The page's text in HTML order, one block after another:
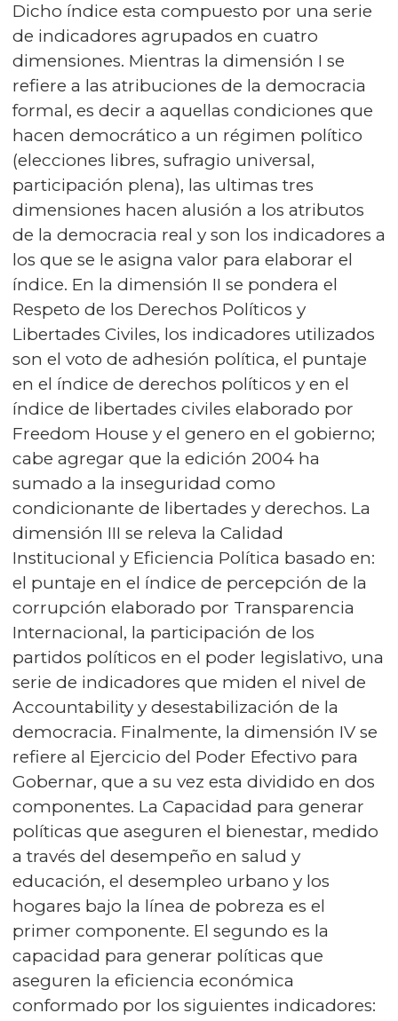
Dicho índice esta compuesto por una serie
de indicadores agrupados en cuatro
dimensiones. Mientras la dimensión I se
refiere a las atribuciones de la democracia
formal, es decir a aquellas condiciones que
hacen democrático a un régimen político
(elecciones libres, sufragio universal,
participación plena), las ultimas tres
dimensiones hacen alusión a los atributos
de la democracia real y son los indicadores a
los que se le asigna valor para elaborar el
índice. En la dimensión II se pondera el
Respeto de los Derechos Políticos y
Libertades Civiles, los indicadores utilizados
son el voto de adhesión política, el puntaje
en el índice de derechos políticos y en el
índice de libertades civiles elaborado por
Freedom House y el genero en el gobierno;
cabe agregar que la edición 2004 ha
sumado a la inseguridad como
condicionante de libertades y derechos. La
dimensión III se releva la Calidad
Institucional y Eficiencia Política basado en:
el puntaje en el índice de percepción de la
corrupción elaborado por Transparencia
Internacional, la participación de los
partidos políticos en el poder legislativo, una
serie de indicadores que miden el nivel de
Accountability y desestabilización de la
democracia. Finalmente, la dimensión IV se
refiere al Ejercicio del Poder Efectivo para
Gobernar, que a su vez esta dividido en dos
componentes. La Capacidad para generar
políticas que aseguren el bienestar, medido
a través del desempeño en salud y
educación, el desempleo urbano y los
hogares bajo la línea de pobreza es el
primer componente. El segundo es la
capacidad para generar políticas que
aseguren la eficiencia económica
conformado por los siguientes indicadores: